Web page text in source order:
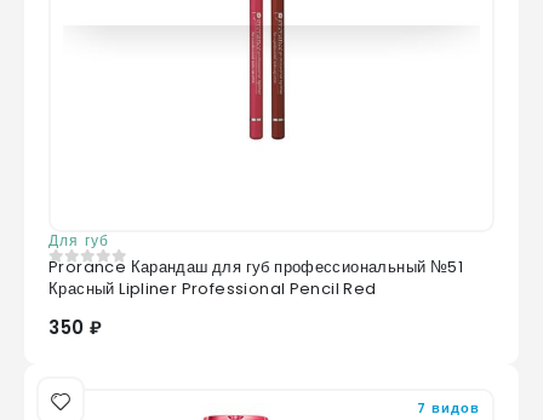
Для губ
0 из 5
Prorance Карандаш для губ профессиональный №51
Красный Lipliner Professional Pencil Red
350 ₽
7 видов